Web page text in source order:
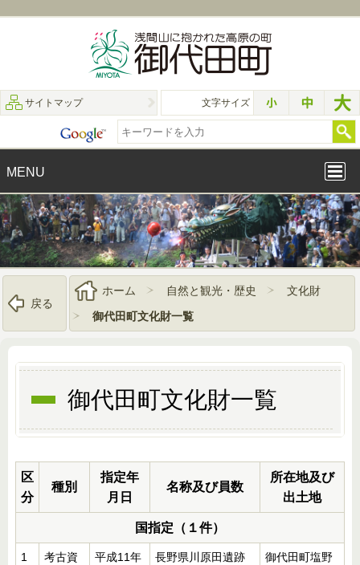
サイトマップ 文字サイズ
MENU
戻る
ホーム 自然と観光・歴史
文化財
御代田町文化財一覧
御代田町文化財一覧
区
分
種別
指定年
月日
名称及び員数
所在地及び
出土地
国指定（１件）
1
考古資
平成11年
長野県川原田遺跡
御代田町塩野